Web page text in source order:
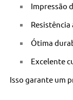
Impressão
Ótima
Excelente
Isso garante um